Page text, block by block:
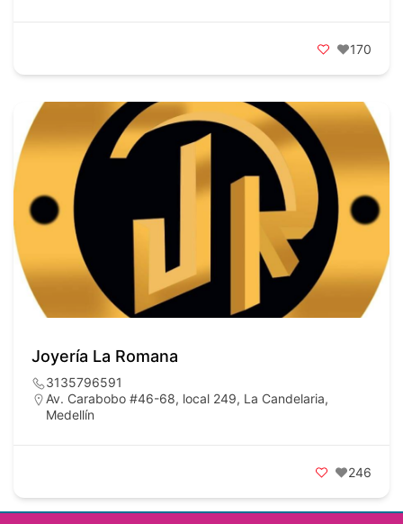
170
Joyería La Romana
3135796591
Av. Carabobo #46-68, local 249, La Candelaria,
Medellín
246